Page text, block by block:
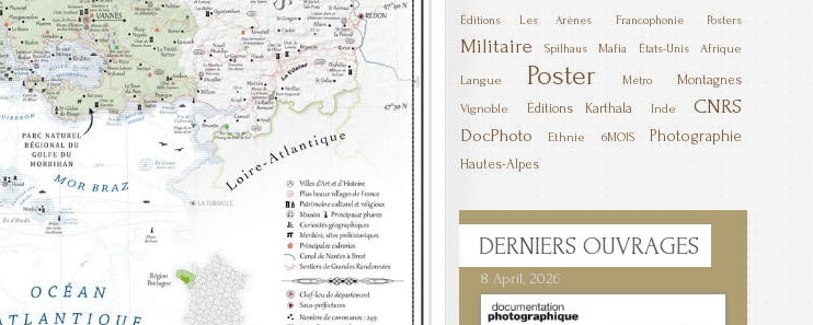
Éditions Les Arènes Francophonie Posters
Militaire Spilhaus Mafia États-Unis Afrique
Langue Poster Métro Montagnes
Vignoble Éditions Karthala Inde CNRS
DocPhoto Ethnie 6MOIS Photographie
Hautes-Alpes
DERNIERS OUVRAGES
8 April, 2026